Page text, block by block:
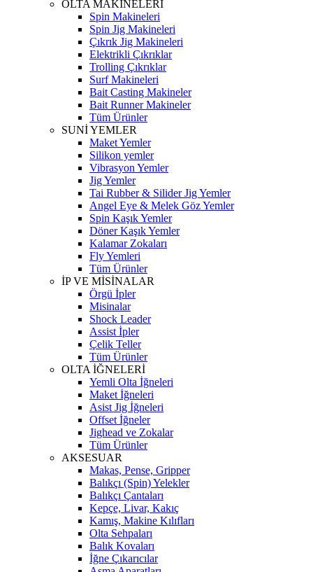
OLTA MAKİNELERİ
Spin Makineleri
Spin Jig Makineleri
Çıkrık Jig Makineleri
Elektrikli Çıkrıklar
Trolling Çıkrıklar
Surf Makineleri
Bait Casting Makineler
Bait Runner Makineler
Tüm Ürünler
SUNİ YEMLER
Maket Yemler
Silikon yemler
Vibrasyon Yemler
Jig Yemler
Tai Rubber & Silider Jig Yemler
Angel Eye & Melek Göz Yemler
Spin Kaşık Yemler
Döner Kaşık Yemler
Kalamar Zokaları
Fly Yemleri
Tüm Ürünler
İP VE MİSİNALAR
Örgü İpler
Misinalar
Shock Leader
Assist İpler
Çelik Teller
Tüm Ürünler
OLTA İĞNELERİ
Yemli Olta İğneleri
Maket İğneleri
Asist Jig İğneleri
Offset İğneler
Jighead ve Zokalar
Tüm Ürünler
AKSESUAR
Makas, Pense, Gripper
Balıkçı (Spin) Yelekler
Balıkçı Çantaları
Kepçe, Livar, Kakıç
Kamış, Makine Kılıfları
Olta Sehpaları
Balık Kovaları
İğne Çıkarıcılar